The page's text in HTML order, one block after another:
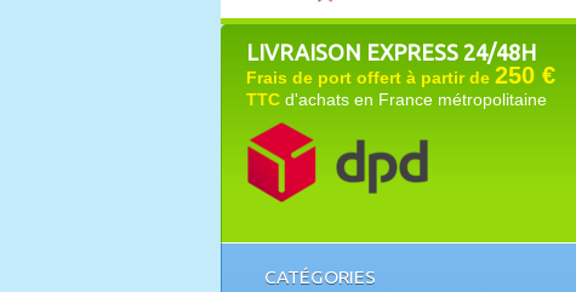
LIVRAISON EXPRESS 24/48H
Frais de port offert à partir de 250 €
TTC d'achats en France métropolitaine
CATÉGORIES